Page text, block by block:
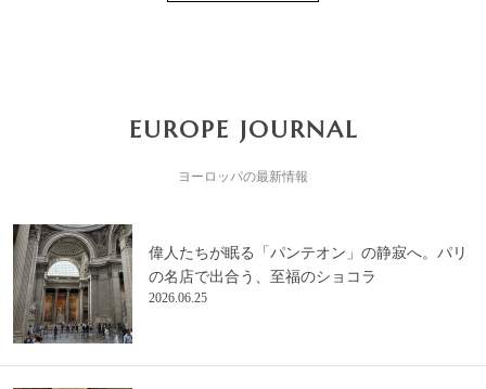
EUROPE JOURNAL
ヨーロッパの最新情報
偉人たちが眠る「パンテオン」の静寂へ。パリ
の名店で出合う、至福のショコラ
2026.06.25